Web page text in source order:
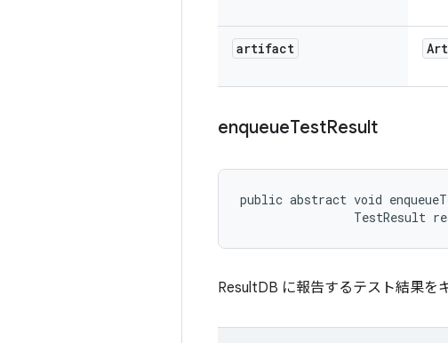
artifact
enqueueTestResult
public abstract void
TestResult
ResultDB に報告するテスト結果を